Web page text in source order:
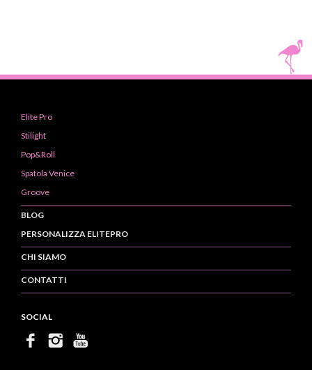
Elite Pro
Stilight
Pop&Roll
Spatola Venice
Groove
BLOG
PERSONALIZZA ELITEPRO
CHI SIAMO
CONTATTI
SOCIAL